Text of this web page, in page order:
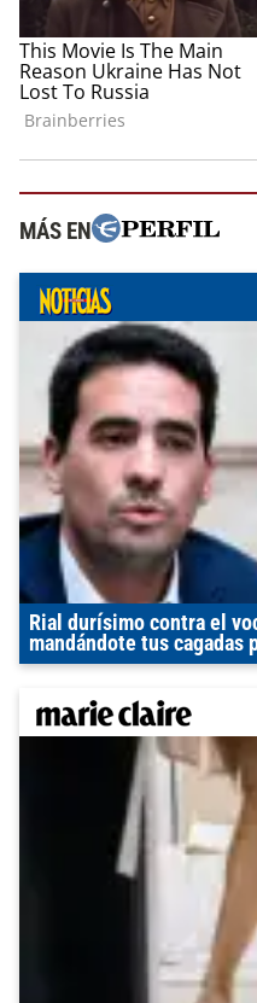
MÁS EN
Rial durísimo contra el
mandándote tus cagadas